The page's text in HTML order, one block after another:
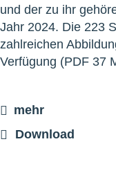
und der zu ihr
Jahr 2024. Die 223
zahlreichen
Verfügung (PDF 37
mehr
Download